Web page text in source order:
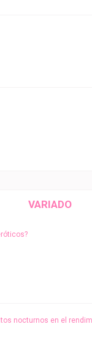
VARIADO
nocturnos en el